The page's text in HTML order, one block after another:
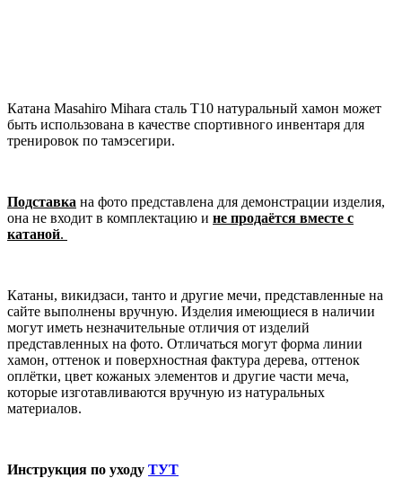
Катана Masahiro Mihara сталь T10 натуральный хамон может
быть использована в качестве спортивного инвентаря для
тренировок по тамэсегири.
Подставка на фото представлена для демонстрации изделия,
она не входит в комплектацию и не продаётся вместе с
катаной.
Катаны, викидзаси, танто и другие мечи, представленные на
сайте выполнены вручную. Изделия имеющиеся в наличии
могут иметь незначительные отличия от изделий
представленных на фото. Отличаться могут форма линии
хамон, оттенок и поверхностная фактура дерева, оттенок
оплётки, цвет кожаных элементов и другие части меча,
которые изготавливаются вручную из натуральных
материалов.
Инструкция по уходу ТУТ